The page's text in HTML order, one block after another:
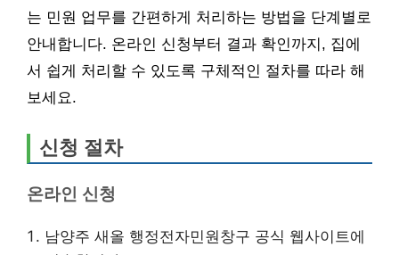
는 민원 업무를 간편하게 처리하는 방법을 단계별로
안내합니다. 온라인 신청부터 결과 확인까지, 집에
서 쉽게 처리할 수 있도록 구체적인 절차를 따라 해
보세요.
신청 절차
온라인 신청
남양주 새올 행정전자민원창구 공식 웹사이트에